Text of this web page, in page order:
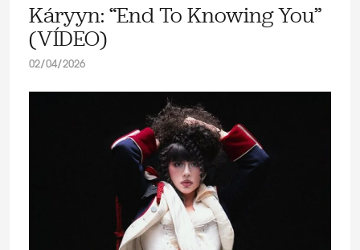
Káryyn: “End To Knowing You”
(VÍDEO)
02/04/2026